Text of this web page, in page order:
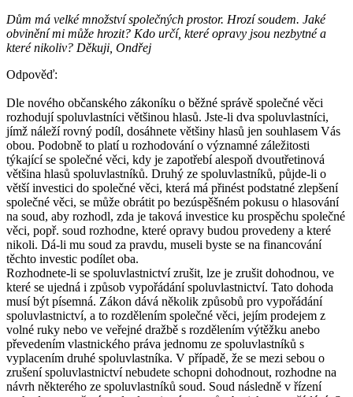
Dům má velké množství společných prostor. Hrozí soudem. Jaké
obvinění mi může hrozit? Kdo určí, které opravy jsou nezbytné a
které nikoliv? Děkuji, Ondřej
Odpověď:
Dle nového občanského zákoníku o běžné správě společné věci
rozhodují spoluvlastníci většinou hlasů. Jste-li dva spoluvlastníci,
jímž náleží rovný podíl, dosáhnete většiny hlasů jen souhlasem Vás
obou. Podobně to platí u rozhodování o významné záležitosti
týkající se společné věci, kdy je zapotřebí alespoň dvoutřetinová
většina hlasů spoluvlastníků. Druhý ze spoluvlastníků, půjde-li o
větší investici do společné věci, která má přinést podstatné zlepšení
společné věci, se může obrátit po bezúspěšném pokusu o hlasování
na soud, aby rozhodl, zda je taková investice ku prospěchu společné
věci, popř. soud rozhodne, které opravy budou provedeny a které
nikoli. Dá-li mu soud za pravdu, museli byste se na financování
těchto investic podílet oba.
Rozhodnete-li se spoluvlastnictví zrušit, lze je zrušit dohodnou, ve
které se ujedná i způsob vypořádání spoluvlastnictví. Tato dohoda
musí být písemná. Zákon dává několik způsobů pro vypořádání
spoluvlastnictví, a to rozdělením společné věci, jejím prodejem z
volné ruky nebo ve veřejné dražbě s rozdělením výtěžku anebo
převedením vlastnického práva jednomu ze spoluvlastníků s
vyplacením druhé spoluvlastníka. V případě, že se mezi sebou o
zrušení spoluvlastnictví nebudete schopni dohodnout, rozhodne na
návrh některého ze spoluvlastníků soud. Soud následně v řízení